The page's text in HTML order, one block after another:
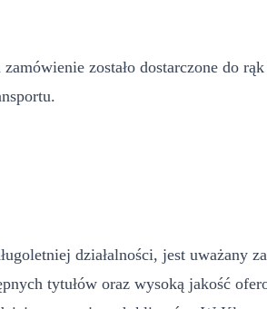
zostało dostarczone do
działalności, jest uważany
tytułów oraz wysoką jakość